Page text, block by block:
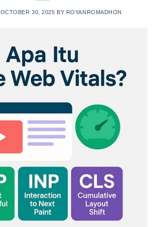
OCTOBER 30, 2025 BY ROYANROMADHON